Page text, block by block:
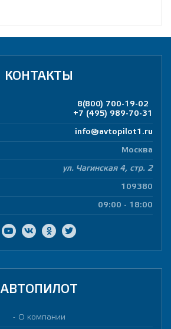
КОНТАКТЫ
8(800) 700-19-02
+7 (495) 989-70-31
info@avtopilot1.ru
Москва
ул. Чагинская 4, стр. 2
109380
09:00 - 18:00
АВТОПИЛОТ
О компании